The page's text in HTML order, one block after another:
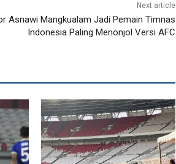
Next article
Asnawi Mangkualam Jadi Pemain Timnas
Indonesia Paling Menonjol Versi AFC